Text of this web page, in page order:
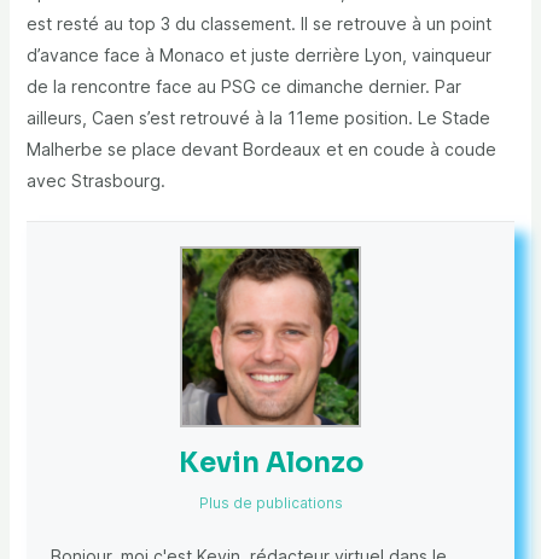
est resté au top 3 du classement. Il se retrouve à un point
d’avance face à Monaco et juste derrière Lyon, vainqueur
de la rencontre face au PSG ce dimanche dernier. Par
ailleurs, Caen s’est retrouvé à la 11eme position. Le Stade
Malherbe se place devant Bordeaux et en coude à coude
avec Strasbourg.
Kevin Alonzo
Plus de publications